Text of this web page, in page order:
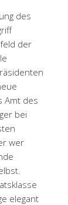
des
der
Amt des
bei
wer
elegant